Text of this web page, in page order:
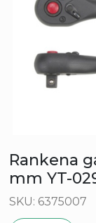
Rankena
mm YT-
SKU: 6375007